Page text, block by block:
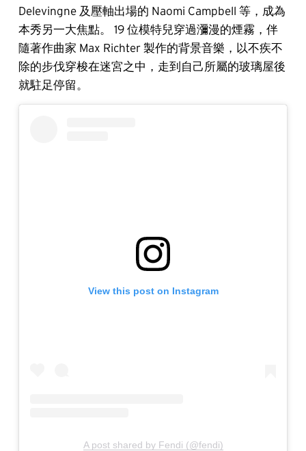
Delevingne 及壓軸出場的 Naomi Campbell 等，成為
本秀另一大焦點。 19 位模特兒穿過瀰漫的煙霧，伴
隨著作曲家 Max Richter 製作的背景音樂，以不疾不
除的步伐穿梭在迷宮之中，走到自己所屬的玻璃屋後
就駐足停留。
View this post on Instagram
A post shared by Fendi (@fendi)